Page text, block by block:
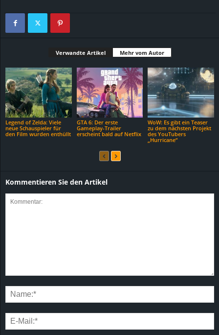
Verwandte Artikel Mehr vom Autor
Legend of Zelda: Viele
neue Schauspieler für
den Film wurden enthüllt
GTA 6: Der erste
Gameplay-Trailer
erscheint bald auf Netflix
WoW: Es gibt ein Teaser
zu dem nächsten Projekt
des YouTubers
„Hurricane“
Kommentieren Sie den Artikel